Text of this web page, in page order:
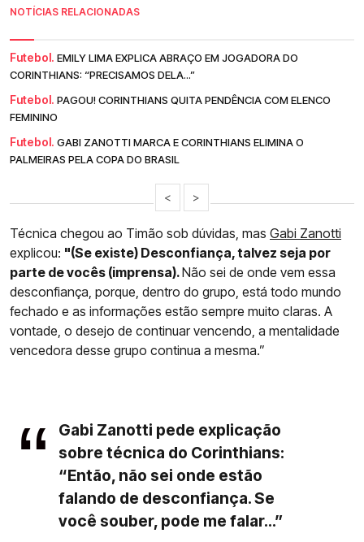
NOTÍCIAS RELACIONADAS
Futebol. EMILY LIMA EXPLICA ABRAÇO EM JOGADORA DO
CORINTHIANS: “PRECISAMOS DELA...”
Futebol. PAGOU! CORINTHIANS QUITA PENDÊNCIA COM ELENCO
FEMININO
Futebol. GABI ZANOTTI MARCA E CORINTHIANS ELIMINA O
PALMEIRAS PELA COPA DO BRASIL
< >
Técnica chegou ao Timão sob dúvidas, mas Gabi Zanotti
explicou: "(Se existe) Desconfiança, talvez seja por
parte de vocês (imprensa).Não sei de onde vem essa
desconfiança, porque, dentro do grupo, está todo mundo
fechado e as informações estão sempre muito claras. A
vontade, o desejo de continuar vencendo, a mentalidade
vencedora desse grupo continua a mesma.”
Gabi Zanotti pede explicação
sobre técnica do Corinthians:
“Então, não sei onde estão
falando de desconfiança. Se
você souber, pode me falar...”